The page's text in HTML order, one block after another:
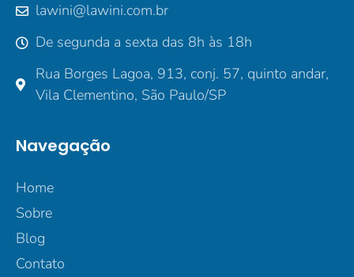
lawini@lawini.com.br
De segunda a sexta das 8h às 18h
Rua Borges Lagoa, 913, conj. 57, quinto andar,
Vila Clementino, São Paulo/SP
Navegação
Home
Sobre
Blog
Contato